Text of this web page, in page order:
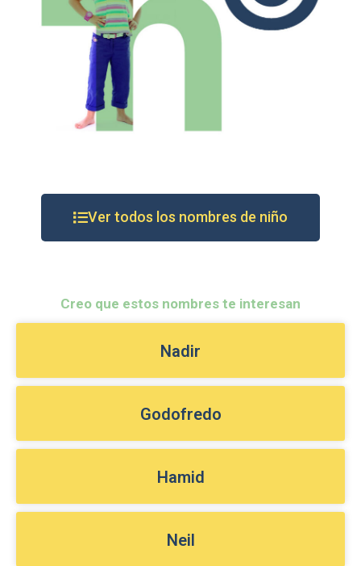
Ver todos los nombres de niño
Creo que estos nombres te interesan
Nadir
Godofredo
Hamid
Neil